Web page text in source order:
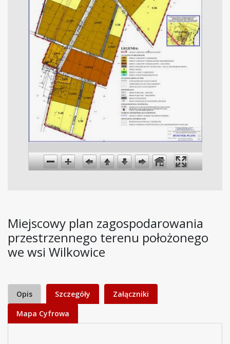
Miejscowy plan zagospodarowania
przestrzennego terenu położonego
we wsi Wilkowice
Opis Szczegóły
Załączniki
Mapa Cyfrowa